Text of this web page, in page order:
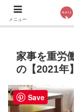
犬の手作りご飯
家事を重労
の【2021年】
メニュー
Save